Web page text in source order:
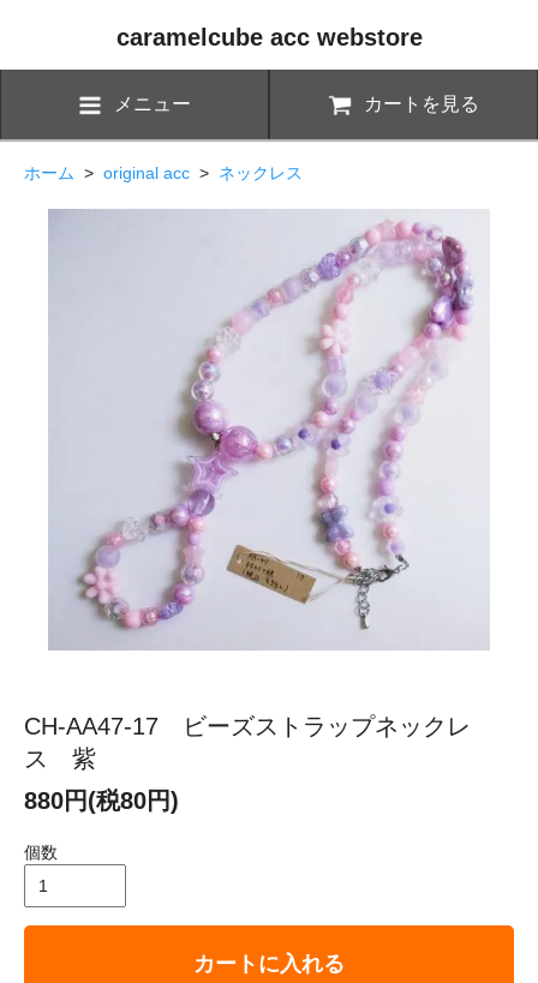
caramelcube acc webstore
メニュー カートを見る
ホーム > original acc > ネックレス
CH-AA47-17 ビーズストラップネックレ
ス 紫
880円(税80円)
個数
カートに入れる